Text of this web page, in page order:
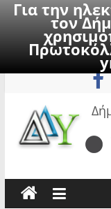
Για την
τον
to